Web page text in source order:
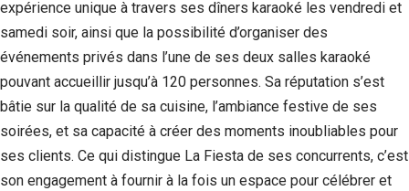
expérience unique à travers ses dîners karaoké les vendredi et
samedi soir, ainsi que la possibilité d’organiser des
événements privés dans l’une de ses deux salles karaoké
pouvant accueillir jusqu’à 120 personnes. Sa réputation s’est
bâtie sur la qualité de sa cuisine, l’ambiance festive de ses
soirées, et sa capacité à créer des moments inoubliables pour
ses clients. Ce qui distingue La Fiesta de ses concurrents, c’est
son engagement à fournir à la fois un espace pour célébrer et